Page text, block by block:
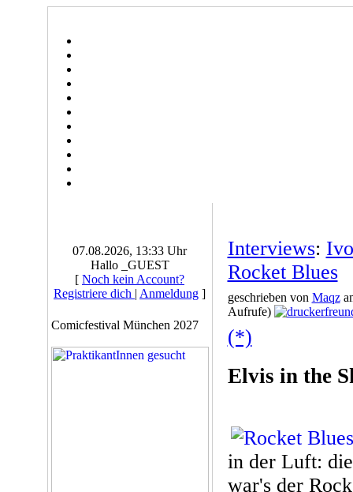
07.08.2026, 13:33 Uhr
Hallo _GUEST
[ Noch kein Account?
Registriere dich | Anmeldung ]
Comicfestival München 2027
Interviews:
Rocket Blues
geschrieben von Maqz
Aufrufe)
(*)
Elvis in the
in der Luft:
war's der